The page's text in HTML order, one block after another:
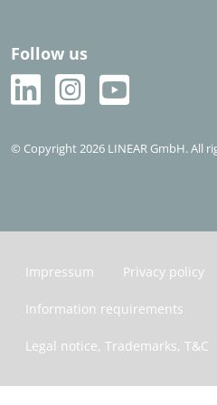
Follow us
© Copyright 2026 LINEAR GmbH. All
Impressum Privacy policy
Information requirements
Legal notice, Trademarks, T&C